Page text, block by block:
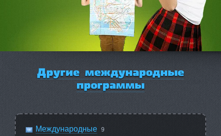
Другие международные
программы
Международные 9